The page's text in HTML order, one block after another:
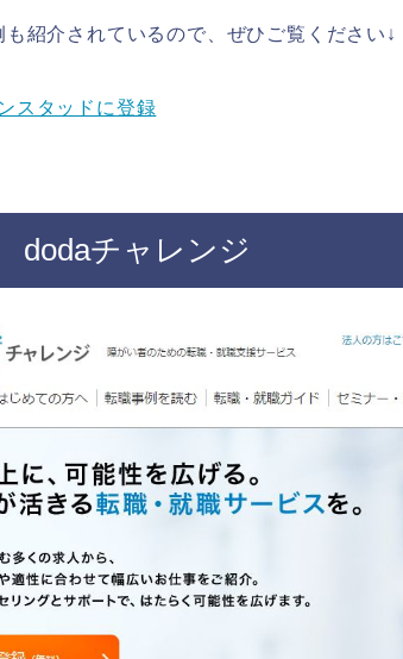
も紹介されているので、ぜひご覧ください↓
スタッドに登録
dodaチャレンジ